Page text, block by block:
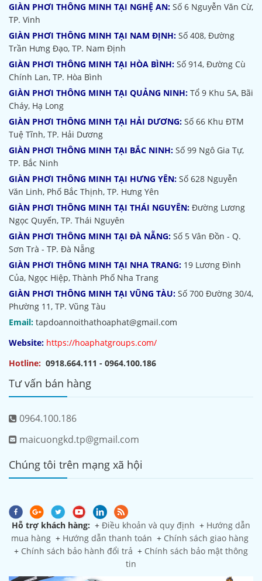
GIÀN PHƠI THÔNG MINH TẠI NGHỆ AN: Số 6 Nguyễn Văn Cừ,
TP. Vinh
GIÀN PHƠI THÔNG MINH TẠI NAM ĐỊNH: Số 408, Đường
Trần Hưng Đạo, TP. Nam Định
GIÀN PHƠI THÔNG MINH TẠI HÒA BÌNH: Số 914, Đường Cù
Chính Lan, TP. Hòa Bình
GIÀN PHƠI THÔNG MINH TẠI QUẢNG NINH: Tổ 9 Khu 5A, Bãi
Cháy, Hạ Long
GIÀN PHƠI THÔNG MINH TẠI HẢI DƯƠNG: Số 66 Khu ĐTM
Tuệ Tĩnh, TP. Hải Dương
GIÀN PHƠI THÔNG MINH TẠI BẮC NINH: Số 99 Ngô Gia Tự,
TP. Bắc Ninh
GIÀN PHƠI THÔNG MINH TẠI HƯNG YÊN: Số 628 Nguyễn
Văn Linh, Phố Bắc Thịnh, TP. Hưng Yên
GIÀN PHƠI THÔNG MINH TẠI THÁI NGUYÊN: Đường Lương
Ngọc Quyến, TP. Thái Nguyên
GIÀN PHƠI THÔNG MINH TẠI ĐÀ NẴNG: Số 5 Vân Đồn - Q.
Sơn Trà - TP. Đà Nẵng
GIÀN PHƠI THÔNG MINH TẠI NHA TRANG: 19 Lương Đình
Của, Ngọc Hiệp, Thành Phố Nha Trang
GIÀN PHƠI THÔNG MINH TẠI VŨNG TÀU: Số 700 Đường 30/4,
Phường 11, TP. Vũng Tàu
Email: tapdoannoithathoaphat@gmail.com
Website: https://hoaphatgroups.com/
Hotline: 0918.664.111 - 0964.100.186
Tư vấn bán hàng
0964.100.186
maicuongkd.tp@gmail.com
Chúng tôi trên mạng xã hội
Hỗ trợ khách hàng: + Điều khoản và quy định + Hướng dẫn
mua hàng + Hướng dẫn thanh toán + Chính sách giao hàng
+ Chính sách bảo hành đổi trả + Chính sách bảo mật thông
tin